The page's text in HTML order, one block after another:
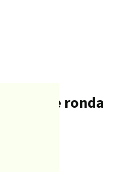
camí de ronda